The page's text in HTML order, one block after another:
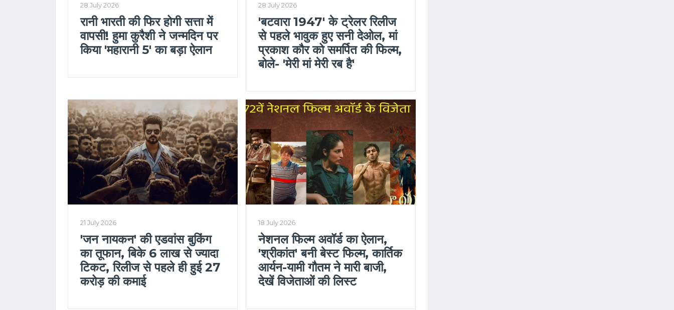
28 July 2026
रानी भारती की फिर होगी सत्ता में
वापसी! हुमा कुरैशी ने जन्मदिन पर
किया 'महारानी 5' का बड़ा ऐलान
28 July 2026
'बटवारा 1947' के ट्रेलर रिलीज
से पहले भावुक हुए सनी देओल, मां
प्रकाश कौर को समर्पित की फिल्म,
बोले- 'मेरी मां मेरी रब है'
21 July 2026
'जन नायकन' की एडवांस बुकिंग
का तूफान, बिके 6 लाख से ज्यादा
टिकट, रिलीज से पहले ही हुई 27
करोड़ की कमाई
18 July 2026
नेशनल फिल्म अवॉर्ड का ऐलान,
'श्रीकांत' बनी बेस्ट फिल्म, कार्तिक
आर्यन-यामी गौतम ने मारी बाजी,
देखें विजेताओं की लिस्ट